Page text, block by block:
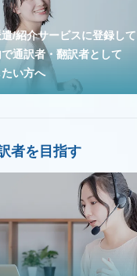
遣/紹介サービスに登録して
通訳者・翻訳者として
い方へ
者を目指す